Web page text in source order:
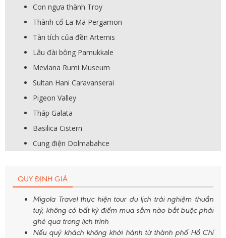
Con ngựa thành Troy
Thành cổ La Mã Pergamon
Tàn tích của đền Artemis
Lâu đài bông Pamukkale
Mevlana Rumi Museum
Sultan Hani Caravanserai
Pigeon Valley
Tháp Galata
Basilica Cistern
Cung điện Dolmabahce
QUY ĐỊNH GIÁ
Migola Travel thực hiện tour du lịch trải nghiệm thuần
tuý, không có bất kỳ điểm mua sắm nào bắt buộc phải
ghé qua trong lịch trình
Nếu quý khách không khởi hành từ thành phố Hồ Chí